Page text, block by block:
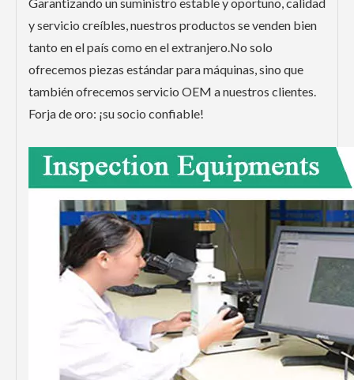
y servicio creíbles, nuestros productos se venden bien
tanto en el país como en el extranjero.No solo
ofrecemos piezas estándar para máquinas, sino que
también ofrecemos servicio OEM a nuestros clientes.
Forja de oro: ¡su socio confiable!